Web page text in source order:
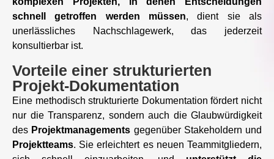
schnell getroffen werden müssen, dient sie als
unerlässliches Nachschlagewerk, das jederzeit
konsultierbar ist.
Vorteile einer strukturierten
Projekt-Dokumentation
Eine methodisch strukturierte Dokumentation fördert nicht
nur die Transparenz, sondern auch die Glaubwürdigkeit
des Projektmanagements gegenüber Stakeholdern und
Projektteams. Sie erleichtert es neuen Teammitgliedern,